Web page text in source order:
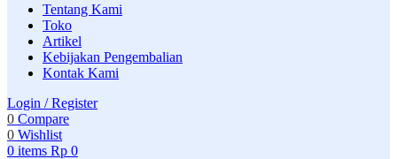
Tentang Kami
Toko
Artikel
Kebijakan Pengembalian
Kontak Kami
Login / Register
0 Compare
0 Wishlist
0 items Rp 0